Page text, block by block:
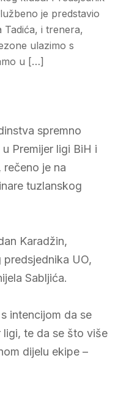
je predstavio
Tadića, i trenera,
ulazimo s
u […]
spremno
Premijer ligi BiH i
je na
tuzlanskog
Karadžin,
UO,
Sabljića.
intencijom da se
ligi, te da se što više
dijelu ekipe –